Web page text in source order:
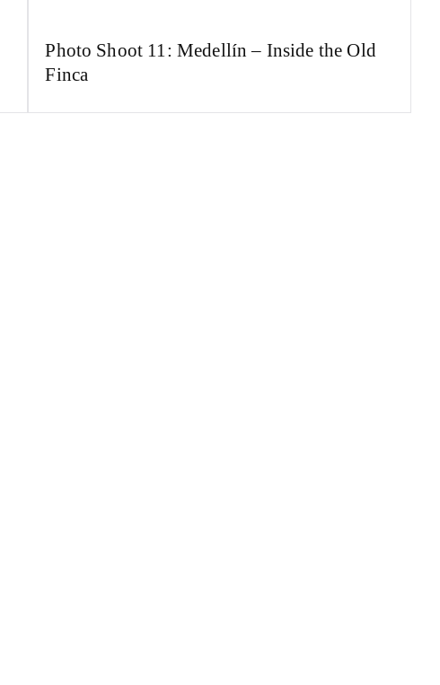
Photo Shoot 11: Medellín – Inside the Old
Finca